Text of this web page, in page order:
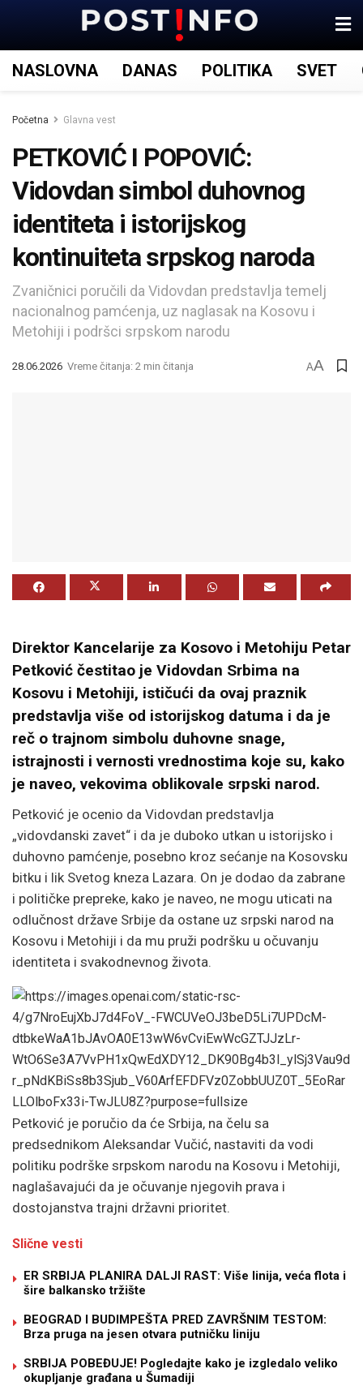
NASLOVNA DANAS POLITIKA SVET
Početna Glavna vest
PETKOVIĆ I POPOVIĆ:
Vidovdan simbol duhovnog
identiteta i istorijskog
kontinuiteta srpskog naroda
Zvaničnici poručili da Vidovdan predstavlja temelj
nacionalnog pamćenja, uz naglasak na Kosovu i
Metohiji i podršci srpskom narodu
28.06.2026 Vreme čitanja: 2 min čitanja AA
Direktor Kancelarije za Kosovo i Metohiju Petar
Petković čestitao je Vidovdan Srbima na
Kosovu i Metohiji, ističući da ovaj praznik
predstavlja više od istorijskog datuma i da je
reč o trajnom simbolu duhovne snage,
istrajnosti i vernosti vrednostima koje su, kako
je naveo, vekovima oblikovale srpski narod.
Petković je ocenio da Vidovdan predstavlja
„vidovdanski zavet“ i da je duboko utkan u istorijsko i
duhovno pamćenje, posebno kroz sećanje na Kosovsku
bitku i lik Svetog kneza Lazara. On je dodao da zabrane
i političke prepreke, kako je naveo, ne mogu uticati na
odlučnost države Srbije da ostane uz srpski narod na
Kosovu i Metohiji i da mu pruži podršku u očuvanju
identiteta i svakodnevnog života.
Petković je poručio da će Srbija, na čelu sa
predsednikom Aleksandar Vučić, nastaviti da vodi
politiku podrške srpskom narodu na Kosovu i Metohiji,
naglašavajući da je očuvanje njegovih prava i
dostojanstva trajni državni prioritet.
Slične vesti
ER SRBIJA PLANIRA DALJI RAST: Više linija, veća flota i
šire balkansko tržište
BEOGRAD I BUDIMPEŠTA PRED ZAVRŠNIM TESTOM:
Brza pruga na jesen otvara putničku liniju
SRBIJA POBEĐUJE! Pogledajte kako je izgledalo veliko
okupljanje građana u Šumadiji